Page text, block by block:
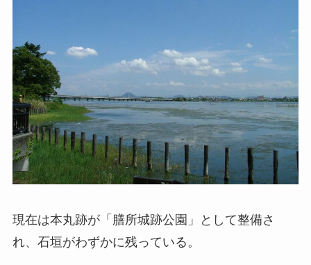
現在は本丸跡が「膳所城跡公園」として整備さ
れ、石垣がわずかに残っている。